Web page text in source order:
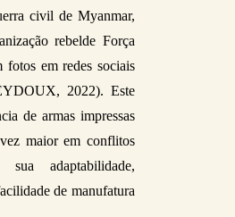
civil de Myanmar,
rebelde Força
fotos em redes sociais
2022). Este
de armas impressas
maior em conflitos
adaptabilidade,
de manufatura